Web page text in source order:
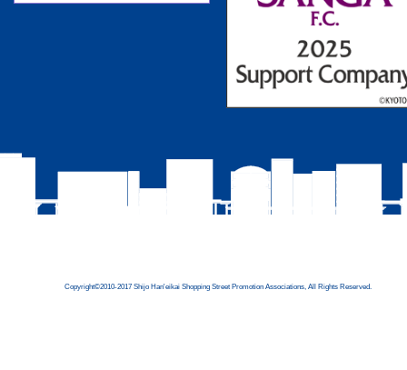
Copyright©2010-2017 Shijo Han'eikai Shopping Street Promotion Associations, All Rights Reserved.